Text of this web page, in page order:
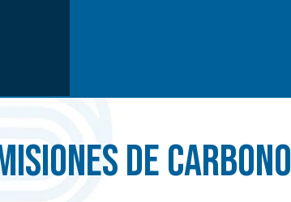
de carbono